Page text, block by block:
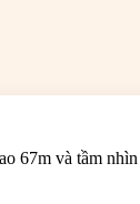
67m và tầm